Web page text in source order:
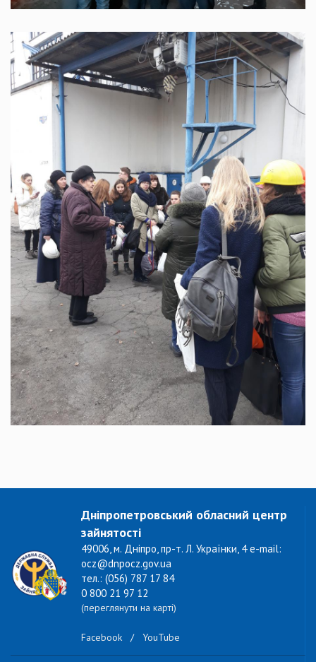
Дніпропетровський обласний центр
зайнятості
49006, м. Дніпро, пр-т. Л. Українки, 4 e-mail:
ocz@dnpocz.gov.ua
тел.: (056) 787 17 84
0 800 21 97 12
(переглянути на карті)
Facebook / YouTube